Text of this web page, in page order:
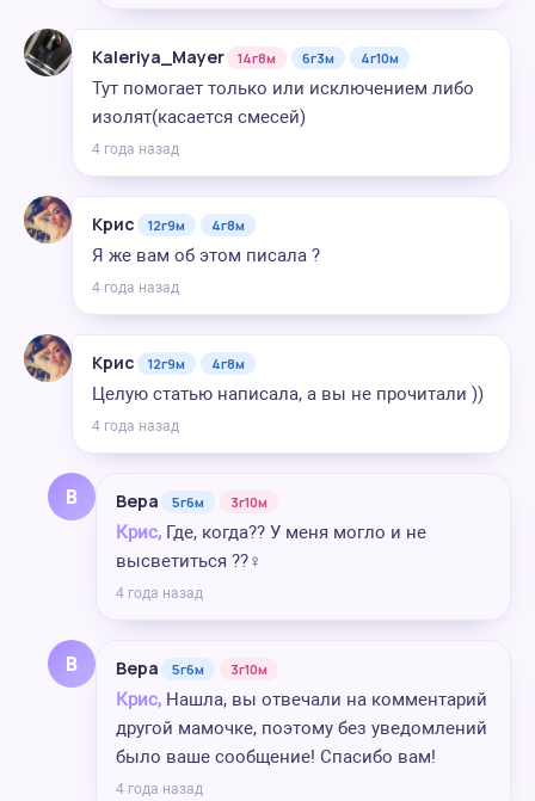
Kaleriya_Mayer 14г8м 6г3м 4г10м
Тут помогает только или исключением либо
изолят(касается смесей)
4 года назад
Крис 12г9м 4г8м
Я же вам об этом писала ?
4 года назад
Крис 12г9м 4г8м
Целую статью написала, а вы не прочитали ))
4 года назад
В Вера 5г6м 3г10м
Крис, Где, когда?? У меня могло и не
высветиться ??‍♀️
4 года назад
В Вера 5г6м 3г10м
Крис, Нашла, вы отвечали на комментарий
другой мамочке, поэтому без уведомлений
было ваше сообщение! Спасибо вам!
4 года назад